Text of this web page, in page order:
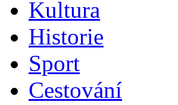
Kultura
Historie
Sport
Cestování